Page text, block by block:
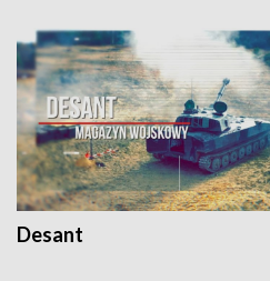
Desant